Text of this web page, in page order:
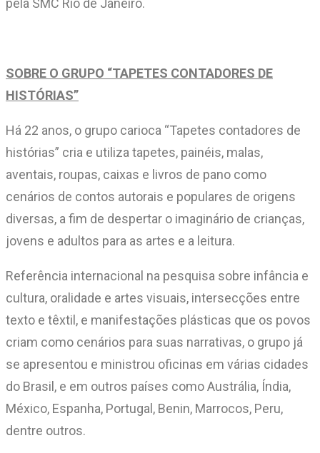
pela SMC Rio de Janeiro.
SOBRE O GRUPO “TAPETES CONTADORES DE
HISTÓRIAS”
Há 22 anos, o grupo carioca “Tapetes contadores de
histórias” cria e utiliza tapetes, painéis, malas,
aventais, roupas, caixas e livros de pano como
cenários de contos autorais e populares de origens
diversas, a fim de despertar o imaginário de crianças,
jovens e adultos para as artes e a leitura.
Referência internacional na pesquisa sobre infância e
cultura, oralidade e artes visuais, intersecções entre
texto e têxtil, e manifestações plásticas que os povos
criam como cenários para suas narrativas, o grupo já
se apresentou e ministrou oficinas em várias cidades
do Brasil, e em outros países como Austrália, Índia,
México, Espanha, Portugal, Benin, Marrocos, Peru,
dentre outros.